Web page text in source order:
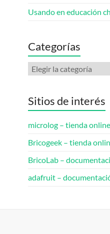
Usando en educación
Categorías
Categorías
Sitios de interés
microlog – tienda online
Bricogeek – tienda
BricoLab –
adafruit –